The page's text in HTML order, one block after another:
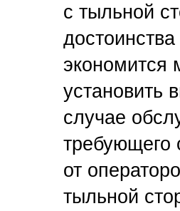
с тыльной
экономится
установить
случае
требующего
от
тыльной